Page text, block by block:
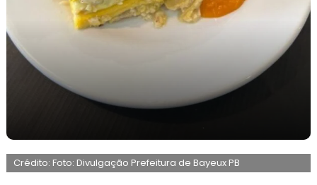
maio
Crédito: Foto: Divulgação Prefeitura de Bayeux PB